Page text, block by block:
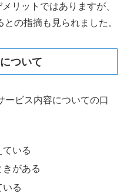
リットではありますが、
の指摘も見られました。
ついて
ービス内容についての口
いる
がある
いる